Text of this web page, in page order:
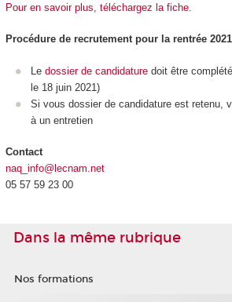
Pour en savoir plus, téléchargez la fiche.
Procédure de recrutement pour la rentrée 2021
Le dossier de candidature doit être
le 18 juin 2021)
Si vous dossier de candidature est retenu,
à un entretien
Contact
naq_info@lecnam.net
05 57 59 23 00
Dans la même rubrique
Nos formations